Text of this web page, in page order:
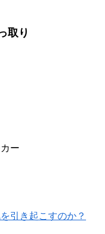
取り
ー
引き起こすのか？